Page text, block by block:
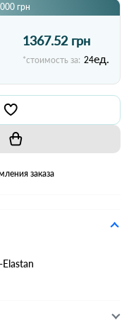
грн
1367.52 грн
*стоимость за: 24ед.
заказа